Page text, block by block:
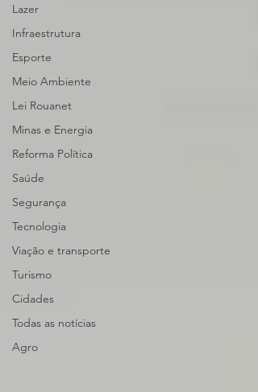
Lazer
Infraestrutura
Esporte
Meio Ambiente
Lei Rouanet
Minas e Energia
Reforma Política
Saúde
Segurança
Tecnologia
Viação e transporte
Turismo
Cidades
Todas as notícias
Agro